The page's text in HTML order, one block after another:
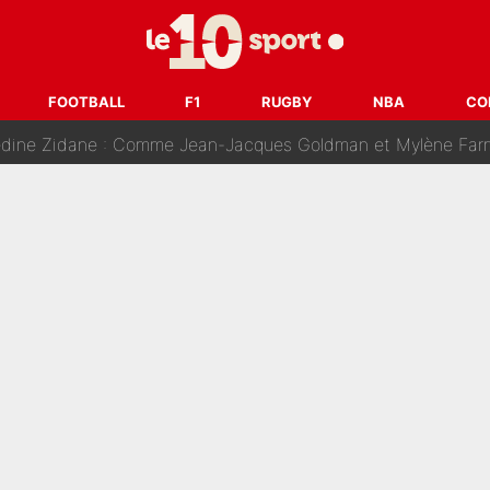
FOOTBALL F1 RUGBY NBA
: Son transfert au PSG est annoncé en Espagne !
battre, Safonov numéro un… Le PSG se lance encore dans un gros
Jean-Jacques Goldman et Mylène Farmer, le nouveau sélectionneur de